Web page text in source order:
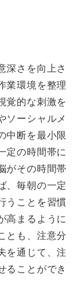
深さを向上さ
業環境を整理
覚的な刺激を
ソーシャルメ
中断を最小限
定の時間帯に
がその時間帯
、毎朝の一定
うことを習慣
高まるように
とも、注意分
を通じて、注
ることができ